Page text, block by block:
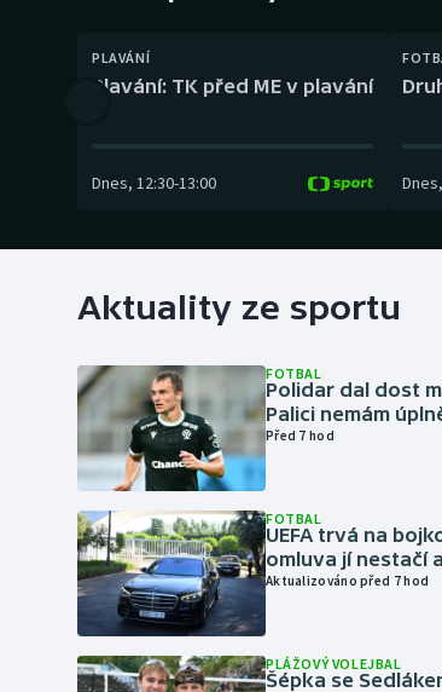
Futsal
PLAVÁNÍ
Plavání: TK před ME v plavání
Dnes, 12:30-13:00 Dnes,
Aktuality ze sportu
FOTBAL
Polidar dal dost
Palici nemám
Před 7 hod
FOTBAL
UEFA trvá na
omluva jí nestačí
Aktualizováno před 7 hod
PLÁŽOVÝ VOLEJBAL
Šépka se